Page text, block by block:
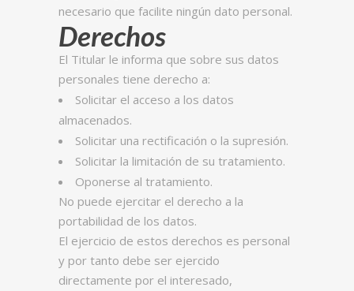
necesario que facilite ningún dato personal.
Derechos
El Titular le informa que sobre sus datos
personales tiene derecho a:
Solicitar el acceso a los datos
almacenados.
Solicitar una rectificación o la supresión.
Solicitar la limitación de su tratamiento.
Oponerse al tratamiento.
No puede ejercitar el derecho a la
portabilidad de los datos.
El ejercicio de estos derechos es personal
y por tanto debe ser ejercido
directamente por el interesado,